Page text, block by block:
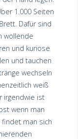
1.000 Seiten
Dafür sind
wollende
und kuriose
und tauchen
wechseln
weiß
irgendwie ist
wenn man
man sich